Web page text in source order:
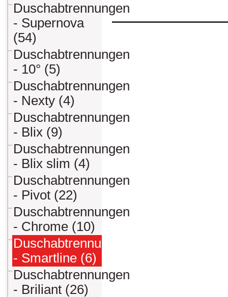
Duschabtrennungen
- Supernova
(54)
Duschabtrennungen
- 10° (5)
Duschabtrennungen
- Nexty (4)
Duschabtrennungen
- Blix (9)
Duschabtrennungen
- Blix slim (4)
Duschabtrennungen
- Pivot (22)
Duschabtrennungen
- Chrome (10)
Duschabtrennungen
- Smartline (6)
Duschabtrennungen
- Briliant (26)